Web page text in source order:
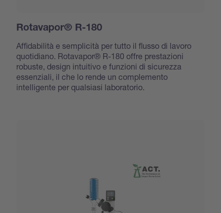
Rotavapor® R-180
Affidabilità e semplicità per tutto il flusso di lavoro
quotidiano. Rotavapor® R-180 offre prestazioni
robuste, design intuitivo e funzioni di sicurezza
essenziali, il che lo rende un complemento
intelligente per qualsiasi laboratorio.